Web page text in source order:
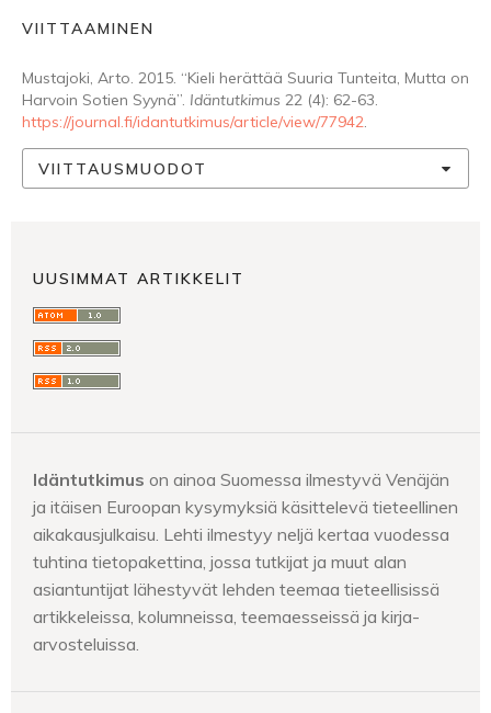
VIITTAAMINEN
Mustajoki, Arto. 2015. “Kieli herättää Suuria Tunteita, Mutta on
Harvoin Sotien Syynä”. Idäntutkimus 22 (4): 62-63.
https://journal.fi/idantutkimus/article/view/77942.
VIITTAUSMUODOT
UUSIMMAT ARTIKKELIT
Idäntutkimus on ainoa Suomessa ilmestyvä Venäjän
ja itäisen Euroopan kysymyksiä käsittelevä tieteellinen
aikakausjulkaisu. Lehti ilmestyy neljä kertaa vuodessa
tuhtina tietopakettina, jossa tutkijat ja muut alan
asiantuntijat lähestyvät lehden teemaa tieteellisissä
artikkeleissa, kolumneissa, teemaesseissä ja kirja-
arvosteluissa.